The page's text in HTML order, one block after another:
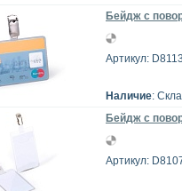
Бейдж с
Артикул:
Наличие:
Бейдж с
Артикул: